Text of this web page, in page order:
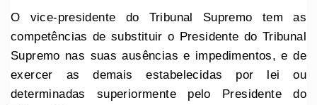
O vice-presidente do Tribunal Supremo tem as
competências de substituir o Presidente do Tribunal
Supremo nas suas ausências e impedimentos, e de
exercer as demais estabelecidas por lei ou
determinadas superiormente pelo Presidente do